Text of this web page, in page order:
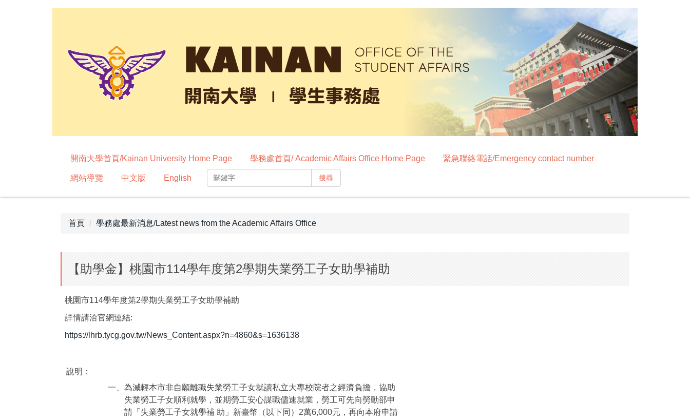
開南大學首頁/Kainan University Home Page 學務處首頁/ Academic Affairs Office Home Page 緊急聯絡電話/Emergency contact number
網站導覽 中文版 English 搜尋
首頁 學務處最新消息/Latest news from the Academic Affairs Office
【助學金】桃園市114學年度第2學期失業勞工子女助學補助
桃園市114學年度第2學期失業勞工子女助學補助
詳情請洽官網連結:
https://lhrb.tycg.gov.tw/News_Content.aspx?n=4860&s=1636138
說明：
一、 為減輕本市非自願離職失業勞工子女就讀私立大專校院者之經濟負擔，協助
失業勞工子女順利就學，並期勞工安心謀職儘速就業，勞工可先向勞動部申
請「失業勞工子女就學補 助」新臺幣（以下同）2萬6,000元，再向本府申請